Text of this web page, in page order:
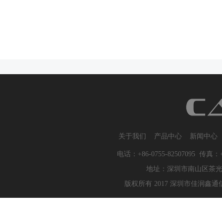
关于我们 产品中心 新闻中心
电话：+86-0755-82507095 传真
地址：深圳市南山区茶
版权所有 2017 深圳市佳润鑫